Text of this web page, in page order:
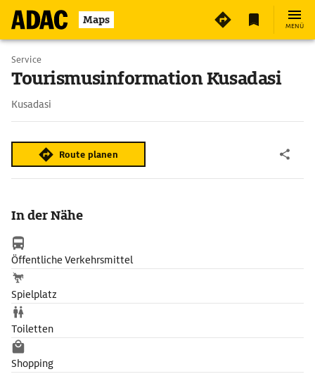
Maps MENÜ
Service
Tourismusinformation Kusadasi
Kusadasi
Route planen
In der Nähe
Öffentliche Verkehrsmittel
Spielplatz
Toiletten
Shopping